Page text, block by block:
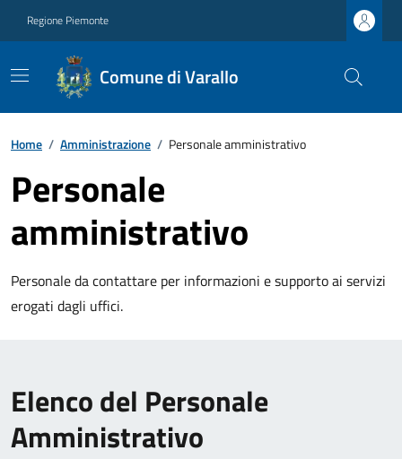
Regione Piemonte
Comune di Varallo
Home / Amministrazione / Personale amministrativo
Personale
amministrativo
Personale da contattare per informazioni e supporto ai servizi
erogati dagli uffici.
Elenco del Personale
Amministrativo